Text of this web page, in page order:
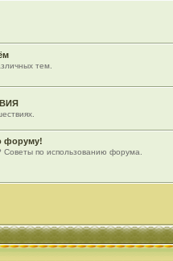
тем.
форуму!
по использованию форума.